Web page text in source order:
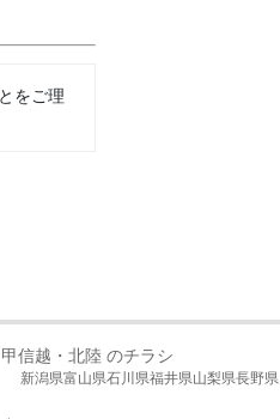
をご理
甲信越・北陸 のチラシ
新潟県富山県石川県福井県山梨県長野県